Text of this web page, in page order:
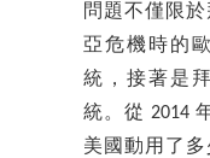
問題不僅限
亞危機時的
統，接著是
統。從 2014
美國動用了